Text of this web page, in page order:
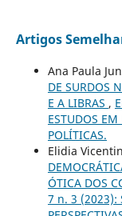
Artigos
Ana Paula
DE SURDOS
E A LIBRAS ,
ESTUDOS EM
POLÍTICAS.
Elidia
ÓTICA DOS
7 n. 3 (2023):